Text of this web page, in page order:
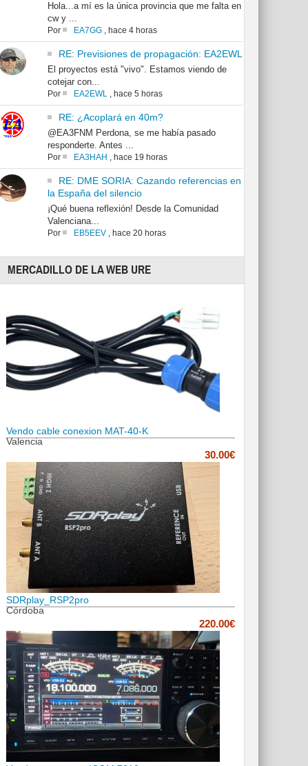
Hola...a mí es la única provincia que me falta en
cw y ...
Por EA7GG, hace 4 horas
RE: Previsiones de propagación: EA2EWL
El proyectos está "vivo". Estamos viendo de
cotejar con...
Por EA2EWL, hace 5 horas
RE: ¿Acoplará en 40m?
@EA3FNM Perdona, se me había pasado
responderte. Antes ...
Por EA3HAH , hace 19 horas
RE: DME SORIA: Cazando referencias en
la España del silencio
¡Qué buena reflexión! Desde la Comunidad
Valenciana...
Por EB5EEV, hace 20 horas
MERCADILLO DE LA WEB URE
Vendo cable conexion MAT-40-K
Valencia
30.00€
SDRplay_RSP2pro
Córdoba
220.00€